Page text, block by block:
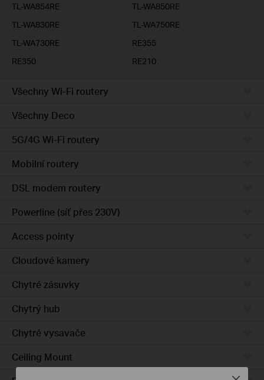
TL-WA854RE
TL-WA850RE
TL-WA830RE
TL-WA750RE
TL-WA730RE
RE355
RE350
RE210
Všechny Wi-Fi routery
Všechny Deco
5G/4G Wi-Fi routery
Mobilní routery
DSL modem routery
Powerline (síť přes 230V)
Access pointy
Cloudové kamery
Chytré zásuvky
Chytrý hub
Chytré vysavače
Ceiling Mount